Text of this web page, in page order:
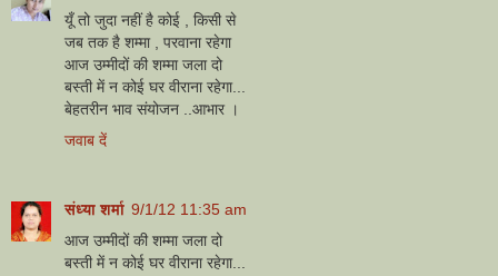
यूँ तो जुदा नहीं है कोई , किसी से
जब तक है शम्मा , परवाना रहेगा
आज उम्मीदों की शम्मा जला दो
बस्ती में न कोई घर वीराना रहेगा...
बेहतरीन भाव संयोजन ..आभार ।
जवाब दें
संध्या शर्मा 9/1/12 11:35 am
आज उम्मीदों की शम्मा जला दो
बस्ती में न कोई घर वीराना रहेगा...